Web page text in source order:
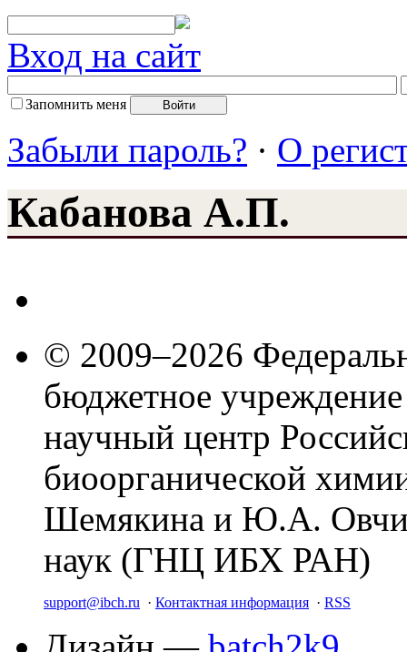
Вход на сайт
Запомнить меня
Забыли пароль? · О
Кабанова А.П.
© 2009–2026
бюджетное
научный центр
биоорганической
Шемякина и Ю.А.
наук (ГНЦ ИБХ РАН)
support@ibch.ru · Контактная информация · RSS